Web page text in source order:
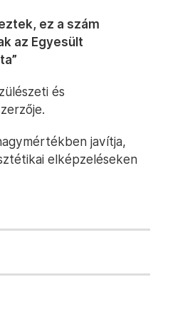
ez a szám
az Egyesült
és
javítja,
elképzeléseken